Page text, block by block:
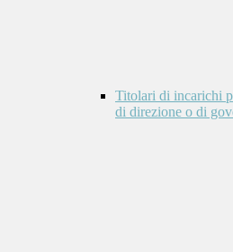
Titolari di incarichi
di direzione o di